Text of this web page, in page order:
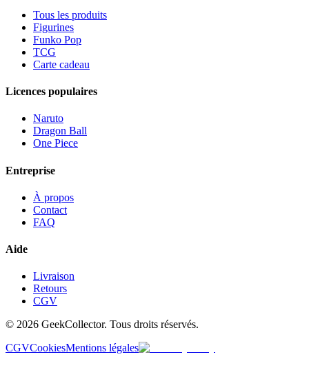
Tous les produits
Figurines
Funko Pop
TCG
Carte cadeau
Licences populaires
Naruto
Dragon Ball
One Piece
Entreprise
À propos
Contact
FAQ
Aide
Livraison
Retours
CGV
© 2026 GeekCollector. Tous droits réservés.
CGVCookiesMentions légales